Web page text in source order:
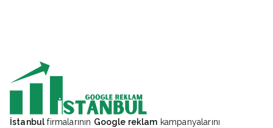
İstanbulfirmalarının Google reklam kampanyalarını